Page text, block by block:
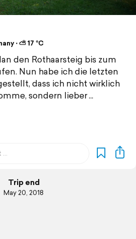
⋅ ⛅ 17 °C
den Rothaarsteig bis zum
Nun habe ich die letzten
dass ich nicht wirklich
sondern lieber
Trip end
May 20, 2018